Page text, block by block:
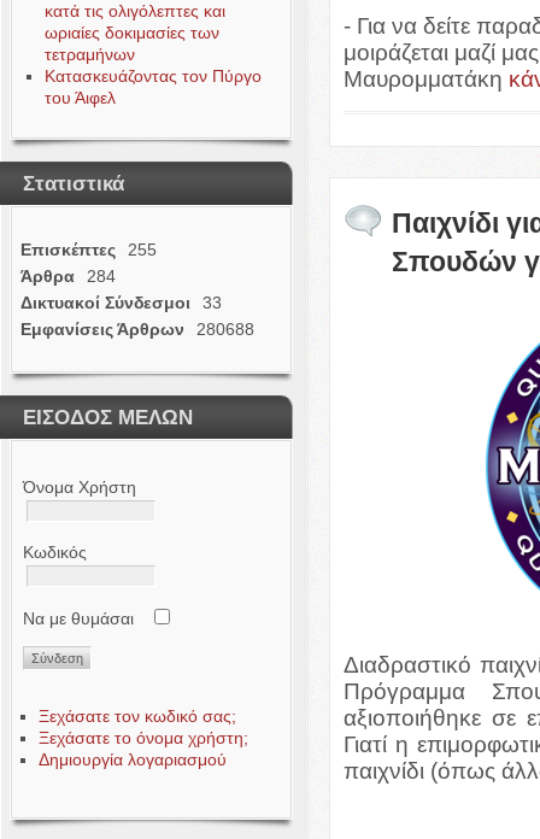
κατά τις ολιγόλεπτες και
ωριαίες δοκιμασίες των
τετραμήνων
Κατασκευάζοντας τον Πύργο
του Άιφελ
Στατιστικά
Επισκέπτες
255
Άρθρα
284
Δικτυακοί Σύνδεσμοι
33
Εμφανίσεις Άρθρων
280688
ΕΙΣΟΔΟΣ ΜΕΛΩΝ
Όνομα Χρήστη
Κωδικός
Να με θυμάσαι
Ξεχάσατε τον κωδικό σας;
Ξεχάσατε το όνομα χρήστη;
Δημιουργία λογαριασμού
- Για να δείτε
μοιράζεται μαζί
Μαυρομματάκη
Παιχνίδι
Σπουδών
Διαδραστικό
Πρόγραμμα
αξιοποιήθηκε σε
Γιατί η
παιχνίδι (όπως